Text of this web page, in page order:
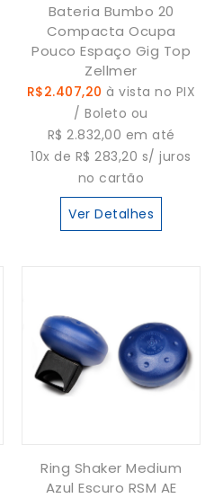
Bateria Bumbo 20
Compacta Ocupa
Pouco Espaço Gig Top
Zellmer
R$2.407,20 à vista no PIX
/ Boleto ou
R$ 2.832,00 em até
10x de R$ 283,20 s/ juros
no cartão
Ver Detalhes
Ring Shaker Medium
Azul Escuro RSM AE